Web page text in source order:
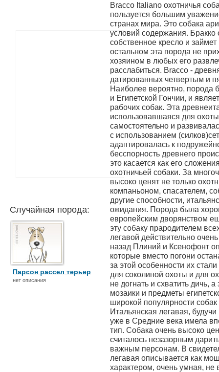
Случайная порода:
Парсон рассел терьер
нет описания
Bracco Italiano охотничья
пользуется большим
странах мира. Это собака
условий содержания.
собственное кресло и
остальном эта порода не
хозяином в любых его
расслабиться. Bracco -
датированных четвертым и
Наиболее вероятно, порода
и Египетской Гончии, и
рабочих собак. Эта
использовавшаяся для
самостоятельно и
с использованием
адаптировалась к
бесспорность древнего
это касается как его
охотничьей собаки. За
высоко ценят не только
компаньоном, спасателем,
другие способности,
ожидания. Порода была
европейским дворянством
эту собаку прародителем
легавой действительно
назад Плиний и Ксенофонт
которые вместо погони
за этой особенности их
для соколиной охоты и для
не догнать и схватить дичь,
мозаики и предметы
широкой популярности
Итальянская легавая,
уже в Средние века имела
тип. Собака очень высоко
считалось незазорным
важным персонам. В
легавая описывается как
характером, очень умная,